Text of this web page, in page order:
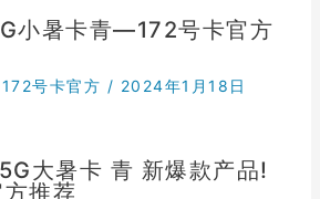
小暑卡青—172号卡官方
172号卡官方 / 2024年1月18日
大暑卡 青 新爆款产品!
推荐